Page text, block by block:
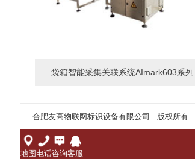
袋箱智能采集关联系统AImark603系列
合肥友高物联网标识设备有限公司 版权所有
地图 电话咨询客服